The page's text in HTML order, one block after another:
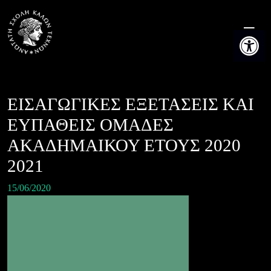
Ανοίξτε
content
ΕΙΣΑΓΩΓΙΚΕΣ ΕΞΕΤΑΣΕΙΣ ΚΑΙ
ΕΥΠΑΘΕΙΣ ΟΜΑΔΕΣ
ΑΚΑΔΗΜΑΙΚΟΥ ΕΤΟΥΣ 2020
2021
15/06/2020